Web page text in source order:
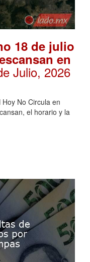
18 de julio
en
Julio, 2026
No Circula en
el horario y la